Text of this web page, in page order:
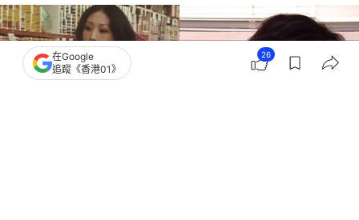
在Google
追蹤《香港01》
26